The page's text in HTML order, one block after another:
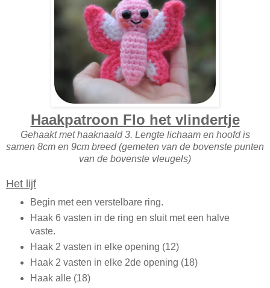
Haakpatroon Flo het vlindertje
Gehaakt met haaknaald 3. Lengte lichaam en hoofd is
samen 8cm en 9cm breed (gemeten van de bovenste punten
van de bovenste vleugels)
Het lijf
Begin met een verstelbare ring.
Haak 6 vasten in de ring en sluit met een halve
vaste.
Haak 2 vasten in elke opening (12)
Haak 2 vasten in elke 2de opening (18)
Haak alle (18)